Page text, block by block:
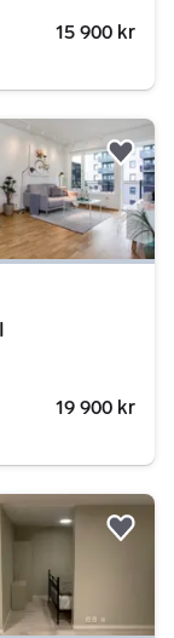
15 900 kr
19 900 kr